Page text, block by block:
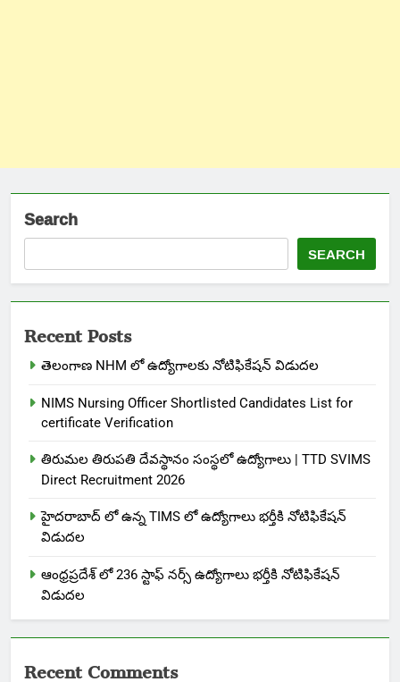
Search
SEARCH
Recent Posts
తెలంగాణ NHM లో ఉద్యోగాలకు నోటిఫికేషన్ విడుదల
NIMS Nursing Officer Shortlisted Candidates List for
certificate Verification
తిరుమల తిరుపతి దేవస్థానం సంస్థలో ఉద్యోగాలు | TTD SVIMS
Direct Recruitment 2026
హైదరాబాద్ లో ఉన్న TIMS లో ఉద్యోగాలు భర్తీకి నోటిఫికేషన్
విడుదల
ఆంధ్రప్రదేశ్ లో 236 స్టాఫ్ నర్స్ ఉద్యోగాలు భర్తీకి నోటిఫికేషన్
విడుదల
Recent Comments